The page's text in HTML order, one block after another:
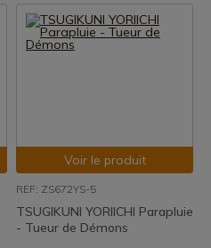
Voir le produit
REF: ZS672YS-5
TSUGIKUNI YORIICHI Parapluie
- Tueur de Démons